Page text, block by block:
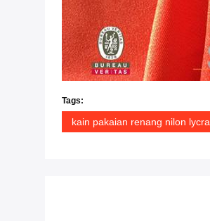
Tags:
kain pakaian renang nilon lycra